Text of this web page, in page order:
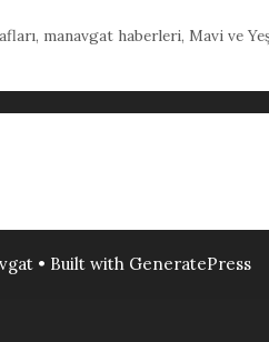
, manavgat haberleri,Mavi ve
• Built with GeneratePress